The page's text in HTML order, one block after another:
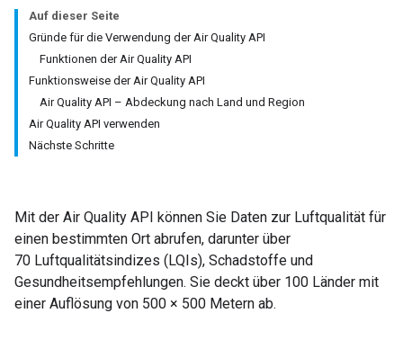
Auf dieser Seite
Gründe für die Verwendung der Air Quality API
Funktionen der Air Quality API
Funktionsweise der Air Quality API
Air Quality API – Abdeckung nach Land und Region
Air Quality API verwenden
Nächste Schritte
Mit der Air Quality API können Sie Daten zur Luftqualität für
einen bestimmten Ort abrufen, darunter über
70 Luftqualitätsindizes (LQIs), Schadstoffe und
Gesundheitsempfehlungen. Sie deckt über 100 Länder mit
einer Auflösung von 500 × 500 Metern ab.